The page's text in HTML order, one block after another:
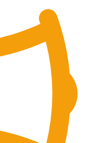
Audit SEO
Link Building